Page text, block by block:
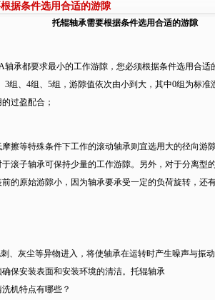
据条件选用合适的游隙
托辊轴承需要根据条件选用合适的游隙
承都要求最小的工作游隙，您必须根据条件选用合适
3组、4组、5组，游隙值依次由小到大，其中0组为标
过盈配合；
擦等特殊条件下工作的滚动轴承则宜选用大的径向游
滚子轴承可保持少量的工作游隙。另外，对于分离型
的原始游隙小，因为轴承要承受一定的负荷旋转，还
、灰尘等异物进入，将使轴承在运转时产生噪声与振
保安装表面和安装环境的清洁。托辊轴承
机特点有哪些？